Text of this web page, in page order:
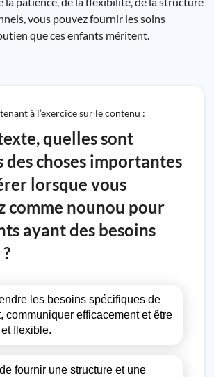
vous pouvez fournir les soins
que ces enfants méritent.
à l’exercice sur le contenu :
quelles sont
des choses importantes
lorsque vous
comme nounou pour
ayant des besoins
les besoins spécifiques de
communiquer efficacement et être
flexible.
de fournir une structure et une